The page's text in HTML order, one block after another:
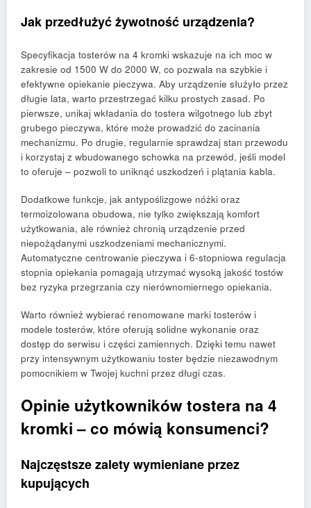
Jak przedłużyć żywotność urządzenia?
Specyfikacja tosterów na 4 kromki wskazuje na ich moc w
zakresie od 1500 W do 2000 W, co pozwala na szybkie i
efektywne opiekanie pieczywa. Aby urządzenie służyło przez
długie lata, warto przestrzegać kilku prostych zasad. Po
pierwsze, unikaj wkładania do tostera wilgotnego lub zbyt
grubego pieczywa, które może prowadzić do zacinania
mechanizmu. Po drugie, regularnie sprawdzaj stan przewodu
i korzystaj z wbudowanego schowka na przewód, jeśli model
to oferuje – pozwoli to uniknąć uszkodzeń i plątania kabla.
Dodatkowe funkcje, jak antypoślizgowe nóżki oraz
termoizolowana obudowa, nie tylko zwiększają komfort
użytkowania, ale również chronią urządzenie przed
niepożądanymi uszkodzeniami mechanicznymi.
Automatyczne centrowanie pieczywa i 6-stopniowa regulacja
stopnia opiekania pomagają utrzymać wysoką jakość tostów
bez ryzyka przegrzania czy nierównomiernego opiekania.
Warto również wybierać renomowane marki tosterów i
modele tosterów, które oferują solidne wykonanie oraz
dostęp do serwisu i części zamiennych. Dzięki temu nawet
przy intensywnym użytkowaniu toster będzie niezawodnym
pomocnikiem w Twojej kuchni przez długi czas.
Opinie użytkowników tostera na 4
kromki – co mówią konsumenci?
Najczęstsze zalety wymieniane przez
kupujących